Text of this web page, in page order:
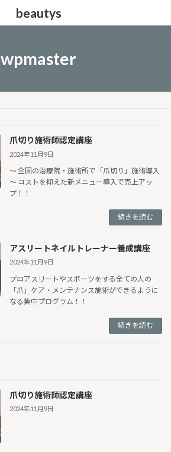
beautys
wpmaster
爪切り施術師認定講座
2024年11月9日
〜 全国の治療院・施術所で「爪切り」施術導入
〜 コストを抑えた新メニュー導入で売上アッ
プ！！
続きを読む
アスリートネイルトレーナー養成講座
2024年11月9日
プロアスリートやスポーツをする全ての人の
「爪」ケア・メンテナンス施術ができるように
なる集中プログラム！！
続きを読む
爪切り施術師認定講座
2024年11月9日